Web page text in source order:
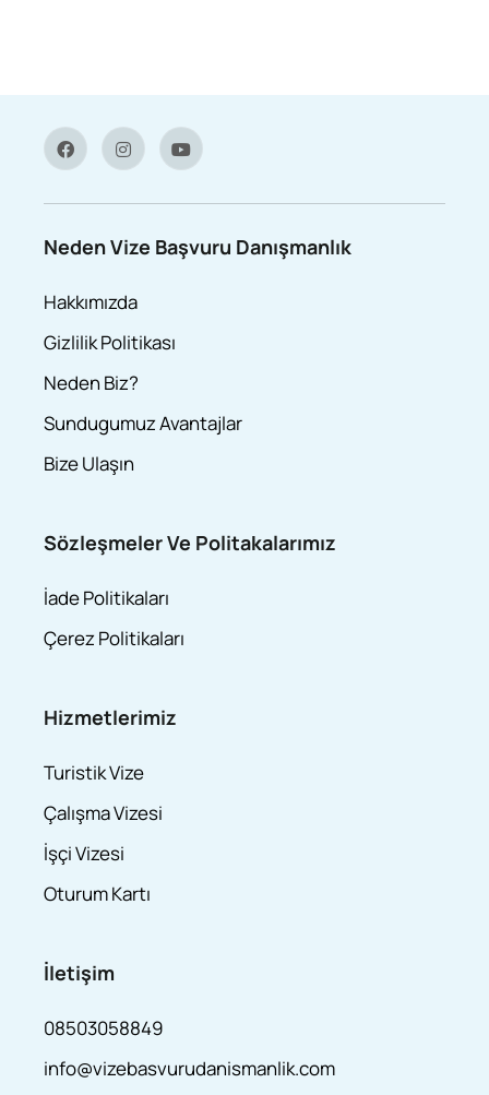
Neden Vize Başvuru Danışmanlık
Hakkımızda
Gizlilik Politikası
Neden Biz?
Sundugumuz Avantajlar
Bize Ulaşın
Sözleşmeler Ve Politakalarımız
İade Politikaları
Çerez Politikaları
Hizmetlerimiz
Turistik Vize
Çalışma Vizesi
İşçi Vizesi
Oturum Kartı
İletişim
08503058849
info@vizebasvurudanismanlik.com